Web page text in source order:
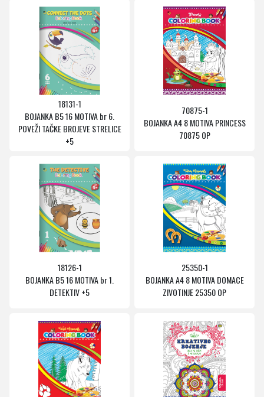
18131-1
BOJANKA B5 16 MOTIVA br 6.
POVEŽI TAČKE BROJEVE STRELICE
+5
70875-1
BOJANKA A4 8 MOTIVA PRINCESS
70875 OP
18126-1
BOJANKA B5 16 MOTIVA br 1.
DETEKTIV +5
25350-1
BOJANKA A4 8 MOTIVA DOMACE
ZIVOTINJE 25350 OP